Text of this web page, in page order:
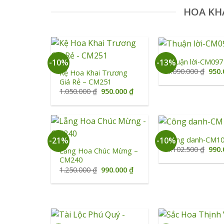
HOA
-10%
+
Kệ Hoa Khai Trương
Giá Rẻ – CM251
1.050.000₫ Giá
là:
950.000₫Giá
tại
950.000 ₫.
-13%
+
Thuận lời-CM097
1.090.000₫ Giá
là:
-21%
+
Lẵng Hoa Chúc Mừng –
CM240
1.250.000₫ Giá
là:
990.000₫Giá
tại
-10%
+
Công danh-
1.102.500₫ Giá
là: